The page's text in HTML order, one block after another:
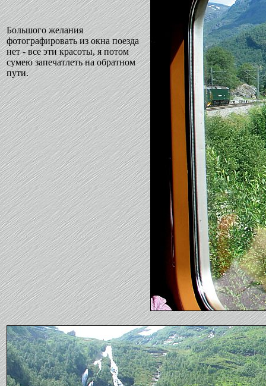
Большого желания
фотографировать из окна поезда
нет - все эти красоты, я потом
сумею запечатлеть на обратном
пути.